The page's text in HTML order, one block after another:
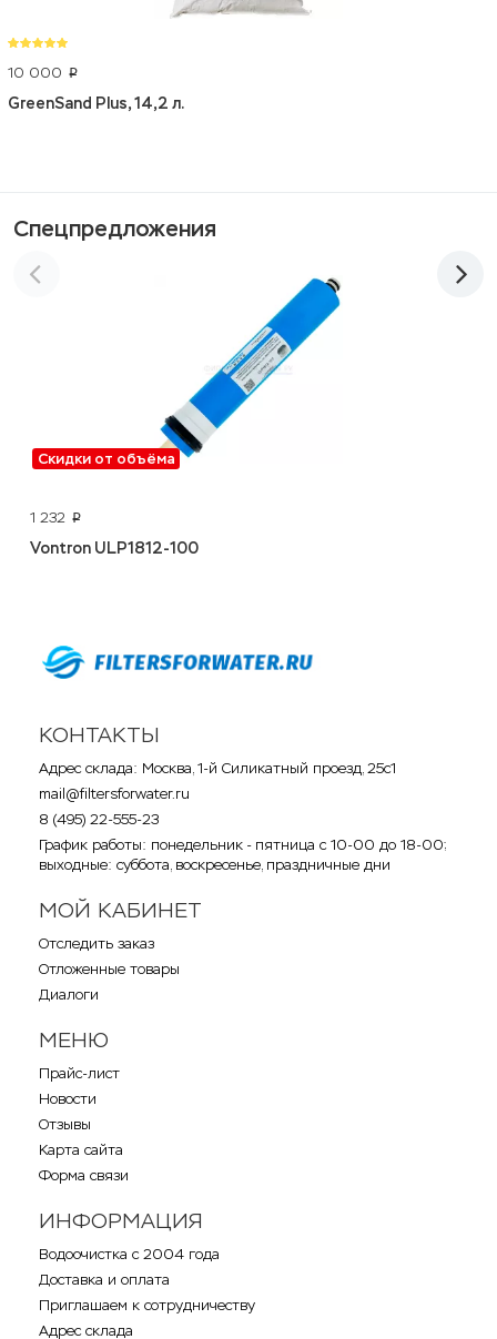
10 000 p
GreenSand Plus, 14,2 л.
Спецпредложения
Скидки от объёма
1 232 p
Vontron ULP1812-100
КОНТАКТЫ
Адрес склада: Москва, 1-й Силикатный проезд, 25с1
mail@filtersforwater.ru
8 (495) 22-555-23
График работы: понедельник - пятница с 10-00 до 18-00;
выходные: суббота, воскресенье, праздничные дни
МОЙ КАБИНЕТ
Отследить заказ
Отложенные товары
Диалоги
МЕНЮ
Прайс-лист
Новости
Отзывы
Карта сайта
Форма связи
ИНФОРМАЦИЯ
Водоочистка с 2004 года
Доставка и оплата
Приглашаем к сотрудничеству
Адрес склада